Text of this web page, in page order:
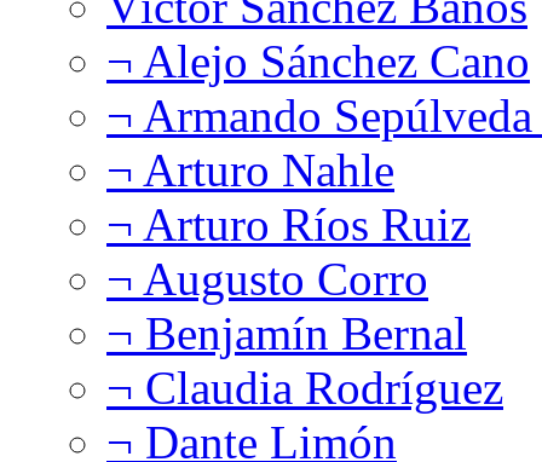
¬ Alejo Sánchez Cano
¬ Armando
¬ Arturo Nahle
¬ Arturo Ríos Ruiz
¬ Augusto Corro
¬ Benjamín Bernal
¬ Claudia Rodríguez
¬ Dante Limón